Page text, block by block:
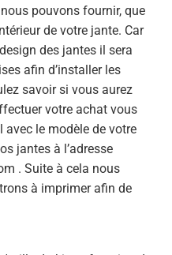
pouvons fournir, que
de votre jante. Car
des jantes il sera
afin d’installer les
savoir si vous aurez
votre achat vous
avec le modèle de votre
jantes à l’adresse
. Suite à cela nous
à imprimer afin de